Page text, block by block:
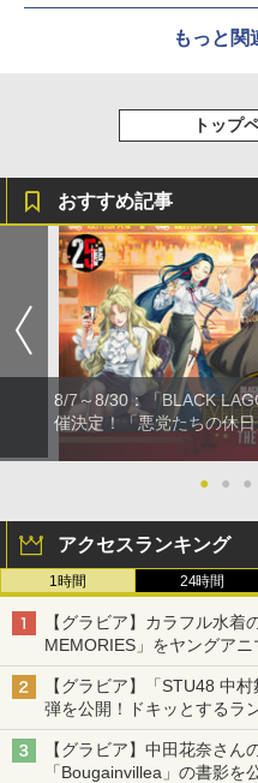
もっと関
トップ
おすすめ記事
8/7～8/30：「BLACK
催決定！「悪党たちの休
● ● ●
アクセスランキング
1時間 24時間
【グラビア】カラフル水
MEMORIES」をヤングア
【グラビア】「STU48 中
弾を公開！ドキッとするラ
【グラビア】中田花奈さん
「Bougainvillea」の書影を